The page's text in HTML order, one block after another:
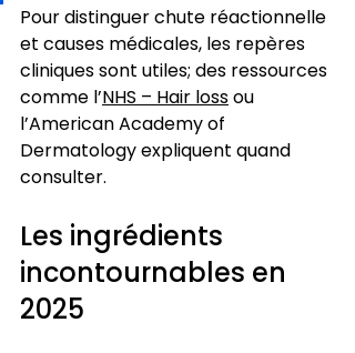
Pour distinguer chute réactionnelle
et causes médicales, les repères
cliniques sont utiles; des ressources
comme l’NHS – Hair loss ou
l’American Academy of
Dermatology expliquent quand
consulter.
Les ingrédients
incontournables en
2025